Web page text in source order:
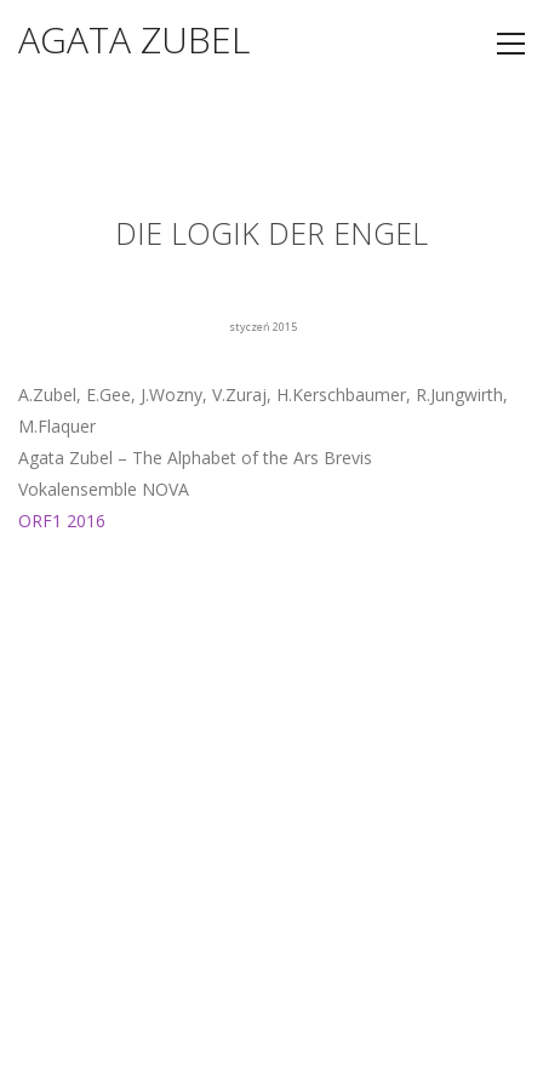
AGATA ZUBEL
DIE LOGIK DER ENGEL
styczeń 2015
A.Zubel, E.Gee, J.Wozny, V.Zuraj, H.Kerschbaumer, R.Jungwirth,
M.Flaquer
Agata Zubel – The Alphabet of the Ars Brevis
Vokalensemble NOVA
ORF1 2016